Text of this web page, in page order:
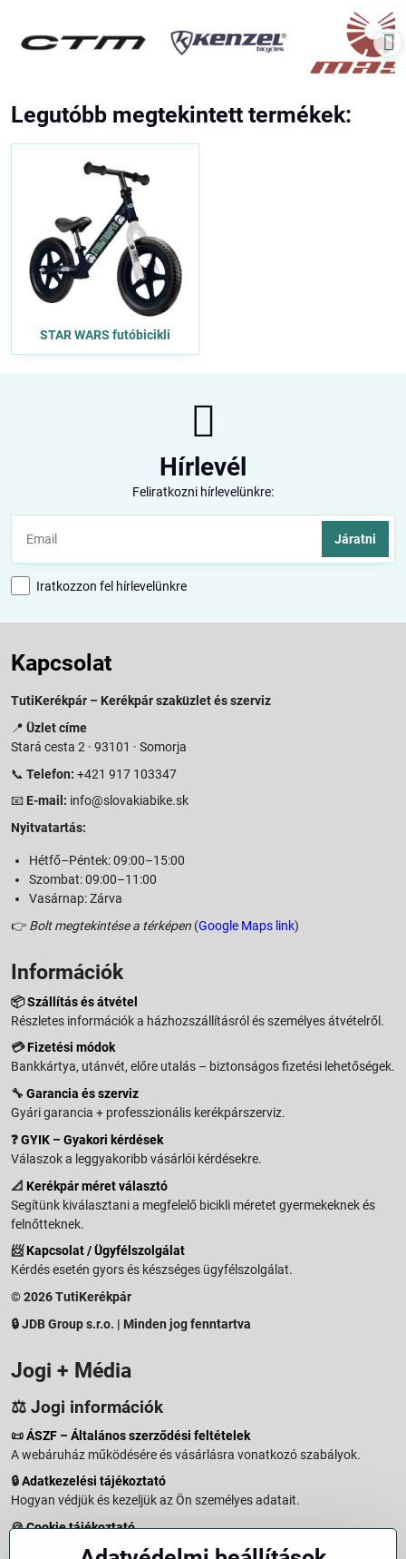
Legutóbb megtekintett termékek:
STAR WARS futóbicikli
Hírlevél
Feliratkozni hírlevelünkre:
Járatni
Iratkozzon fel hírlevelünkre
Kapcsolat
TutiKerékpár – Kerékpár szaküzlet és szerviz
📍 Üzlet címe
Stará cesta 2 · 93101 · Somorja
📞 Telefon: +421 917 103347
📧 E-mail: info@slovakiabike.sk
Nyitvatartás:
Hétfő–Péntek: 09:00–15:00
Szombat: 09:00–11:00
Vasárnap: Zárva
👉 Bolt megtekintése a térképen (Google Maps link)
Információk
📦Szállítás és átvétel
Részletes információk a házhozszállításról és személyes átvételről.
💳Fizetési módok
Bankkártya, utánvét, előre utalás – biztonságos fizetési lehetőségek.
🔧 Garancia és szerviz
Gyári garancia + professzionális kerékpárszerviz.
❓GYIK – Gyakori kérdések
Válaszok a leggyakoribb vásárlói kérdésekre.
📐 Kerékpár méret választó
Segítünk kiválasztani a megfelelő bicikli méretet gyermekeknek és
felnőtteknek.
📨Kapcsolat / Ügyfélszolgálat
Kérdés esetén gyors és készséges ügyfélszolgálat.
© 2026 TutiKerékpár
🔒 JDB Group s.r.o. | Minden jog fenntartva
Jogi + Média
⚖️ Jogi információk
📜ÁSZF – Általános szerződési feltételek
A webáruház működésére és vásárlásra vonatkozó szabályok.
🔒Adatkezelési tájékoztató
Hogyan védjük és kezeljük az Ön személyes adatait.
🍪Cookie tájékoztató
A weboldalon használt sütikről és adatkezelésről.